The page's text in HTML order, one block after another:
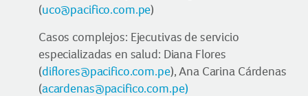
(uco@pacifico.com.pe)
Casos complejos: Ejecutivas de servicio
especializadas en salud: Diana Flores
(diflores@pacifico.com.pe), Ana Carina Cárdenas
(acardenas@pacifico.com.pe)